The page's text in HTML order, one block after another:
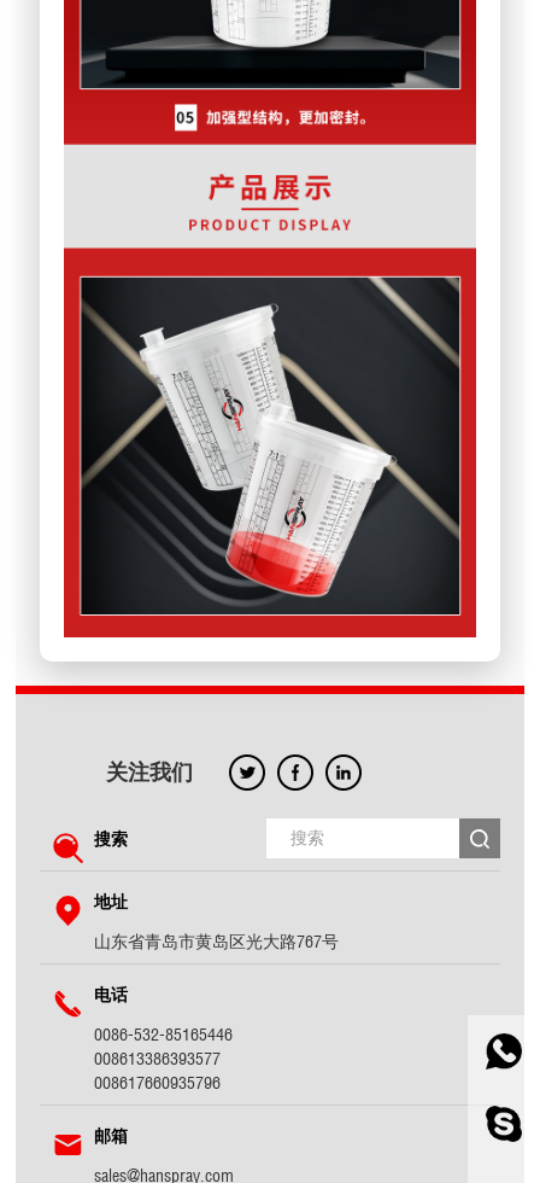
关注我们
搜索
地址
山东省青岛市黄岛区光大路767号
电话
0086-532-85165446
008613386393577
008617660935796
邮箱
sales@hanspray.com